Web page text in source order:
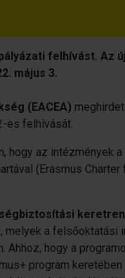
felhívást. Az
május 3.
(EACEA)
es felhívását.
hogy az intézmények
(Erasmus Charter
melyek a felsőoktatási
Ahhoz, hogy a
program keretében